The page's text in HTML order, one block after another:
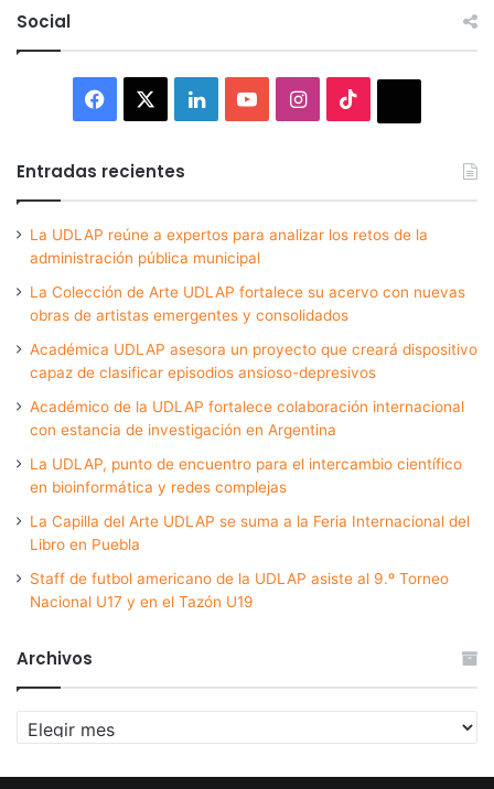
Social
Facebook LinkedInYouTubeInstagram
Entradas recientes
La UDLAP reúne a expertos para analizar los retos de la
administración pública municipal
La Colección de Arte UDLAP fortalece su acervo con nuevas
obras de artistas emergentes y consolidados
Académica UDLAP asesora un proyecto que creará dispositivo
capaz de clasificar episodios ansioso-depresivos
Académico de la UDLAP fortalece colaboración internacional
con estancia de investigación en Argentina
La UDLAP, punto de encuentro para el intercambio científico
en bioinformática y redes complejas
La Capilla del Arte UDLAP se suma a la Feria Internacional del
Libro en Puebla
Staff de futbol americano de la UDLAP asiste al 9.º Torneo
Nacional U17 y en el Tazón U19
Archivos
Archivos